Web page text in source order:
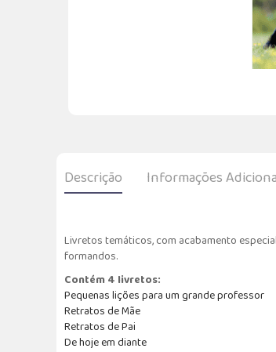
Descrição Informações
Livretos temáticos, com acabamento
formandos.
Contém 4 livretos:
Pequenas lições para um grande professor
Retratos de Mãe
Retratos de Pai
De hoje em diante